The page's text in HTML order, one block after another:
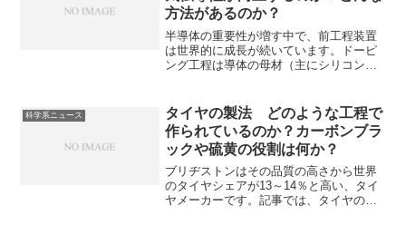
ンペイントや抗ウイルス、抗菌塗料とは
何かを知ることができます。
方法があるのか？
半導体の重要性が増す中で、前工程装置
は世界的に成長が続いています。ドーピ
ング工程は導体の母材（主にシリコン）
する技術であり、電子機器の基盤となる
集積回路の製造に欠かせない技術です。
なぜ伝導性が調整できるのかどのような
方法があるのかを知ることができます。
科学系ニュース
タイヤの製法 どのような工程で
作られているのか？カーボンブラ
ックや硫黄の役割は何か？
ブリヂストンはその品質の高さから世界
のタイヤシェアが13～14％と高い、タイ
ヤメーカーです。記事では、タイヤの詳